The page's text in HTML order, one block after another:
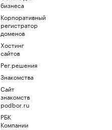
бизнеса
Корпоративный
регистратор
доменов
Хостинг
сайтов
Рег.решения
Знакомства
Сайт
знакомств
podbor.ru
РБК
Компании